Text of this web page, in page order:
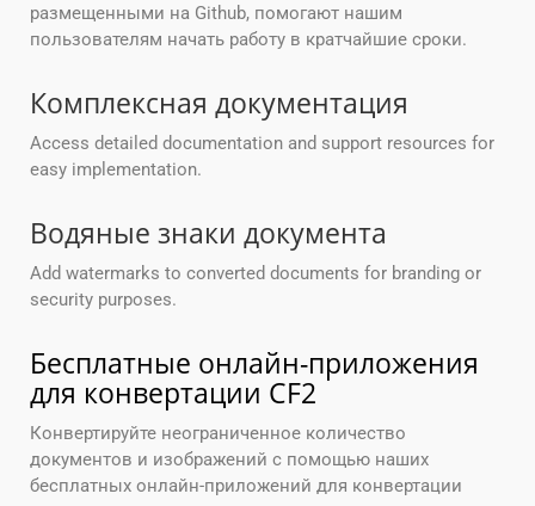
размещенными на Github, помогают нашим
пользователям начать работу в кратчайшие сроки.
Комплексная документация
Access detailed documentation and support resources for
easy implementation.
Водяные знаки документа
Add watermarks to converted documents for branding or
security purposes.
Бесплатные онлайн-приложения
для конвертации CF2
Конвертируйте неограниченное количество
документов и изображений с помощью наших
бесплатных онлайн-приложений для конвертации